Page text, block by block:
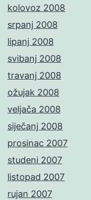
kolovoz 2008
srpanj 2008
lipanj 2008
svibanj 2008
travanj 2008
ožujak 2008
veljača 2008
siječanj 2008
prosinac 2007
studeni 2007
listopad 2007
rujan 2007